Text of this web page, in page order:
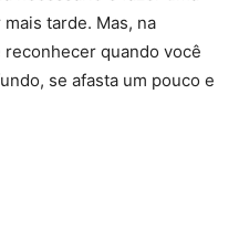
tarde. Mas, na
quando você
se afasta um pouco e